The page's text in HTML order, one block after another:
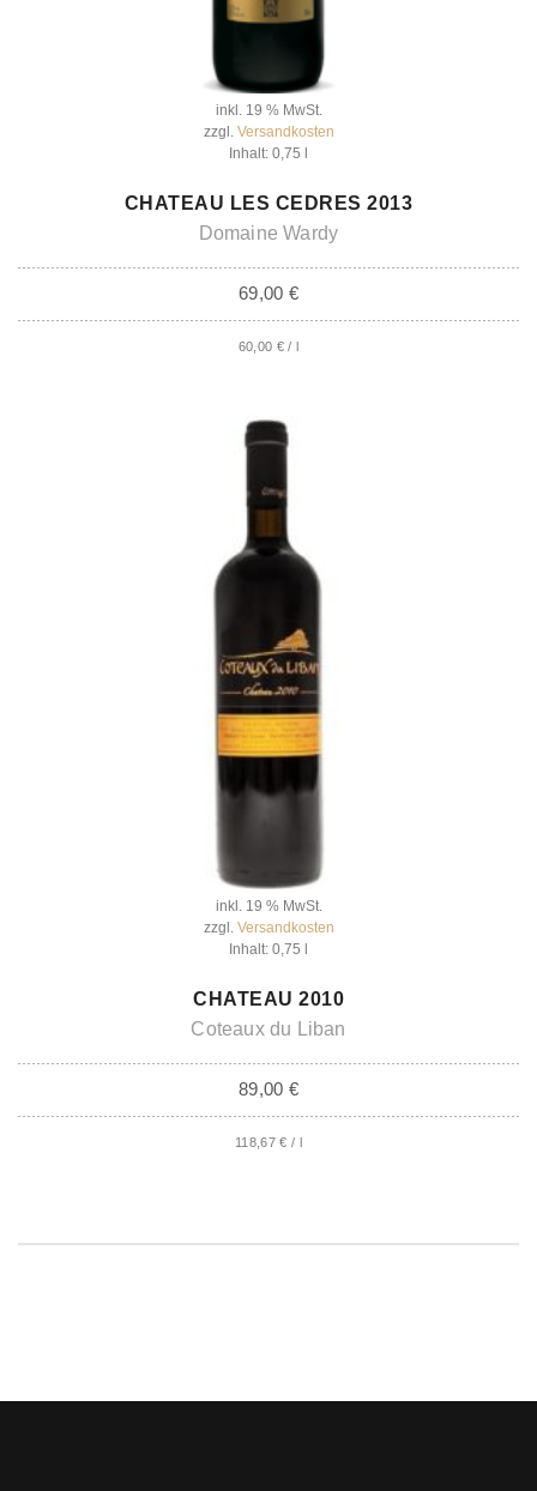
inkl. 19 % MwSt.
zzgl. Versandkosten
Inhalt: 0,75
IN DEN WARENKORB
CHATEAU LES CEDRES 2013
Domaine Wardy
69,00 €
60,00 €/ l
inkl. 19 % MwSt.
zzgl. Versandkosten
Inhalt: 0,75 l
IN DEN WARENKORB
CHATEAU 2010
Coteaux du Liban
89,00 €
118,67€ / l